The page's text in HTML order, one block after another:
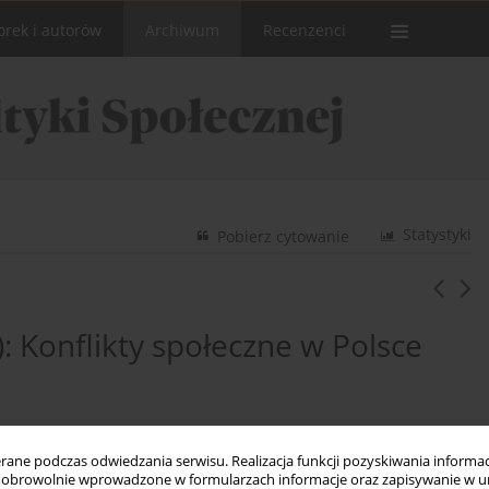
podczas odwiedzania serwisu. Realizacja funkcji pozyskiwania
wprowadzone w formularzach informacje oraz zapisywanie w
i autorów Recenzenci
Statystyki
Pobierz cytowanie
Konflikty społeczne w Polsce